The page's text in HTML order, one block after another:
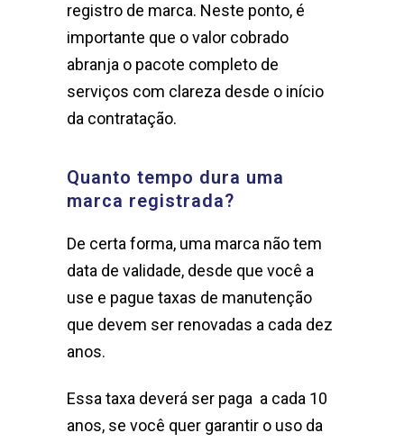
registro de marca. Neste ponto, é
importante que o valor cobrado
abranja o pacote completo de
serviços com clareza desde o início
da contratação.
Quanto tempo dura uma
marca registrada?
De certa forma, uma marca não tem
data de validade, desde que você a
use e pague taxas de manutenção
que devem ser renovadas a cada dez
anos.
Essa taxa deverá ser paga a cada 10
anos, se você quer garantir o uso da